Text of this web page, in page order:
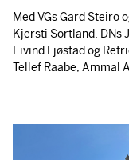
Med VGs Gard Steiro
Kjersti Sortland, DNs
Eivind Ljøstad og
Tellef Raabe, Ammal